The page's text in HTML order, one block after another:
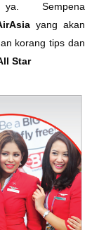
Sempena
yang akan
korang tips dan
Star